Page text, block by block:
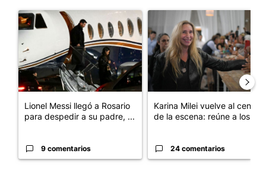
Un artículo de tendencia con el título "Lionel Messi llegó a
Lionel Messi llegó a Rosario
para despedir a su padre, ...
9 comentarios
Un artículo de tendencia
Karina Milei vuelve al centro
de la escena: reúne a los...
24 comentarios